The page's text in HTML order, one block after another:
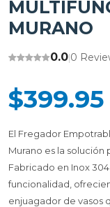
MURANO
0.0|0
$399.95
El Fregador
Murano es la
Fabricado en Inox
funcionalidad,
enjuagador de vasos